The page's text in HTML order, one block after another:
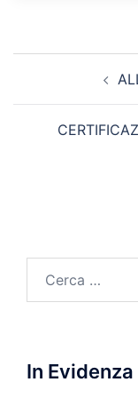
In Evidenza